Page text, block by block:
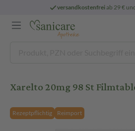
versandkostenfreiab 29 €
Xarelto 20mg 98 St
Rezeptpflichtig Reimport